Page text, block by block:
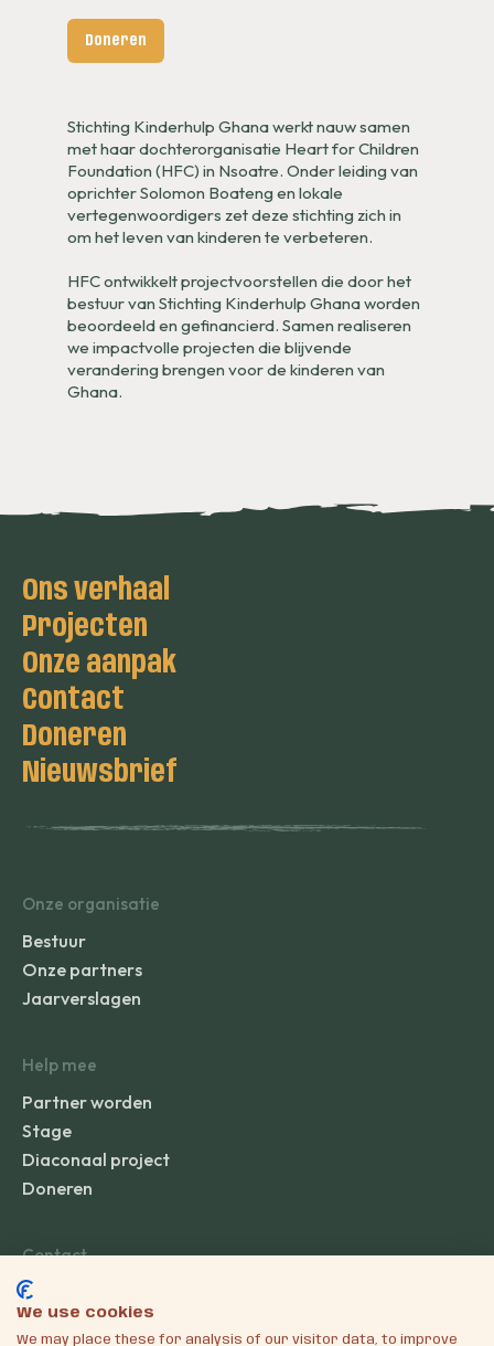
Doneren
Stichting Kinderhulp Ghana werkt nauw samen
met haar dochterorganisatie Heart for Children
Foundation (HFC) in Nsoatre. Onder leiding van
oprichter Solomon Boateng en lokale
vertegenwoordigers zet deze stichting zich in
om het leven van kinderen te verbeteren.
HFC ontwikkelt projectvoorstellen die door het
bestuur van Stichting Kinderhulp Ghana worden
beoordeeld en gefinancierd. Samen realiseren
we impactvolle projecten die blijvende
verandering brengen voor de kinderen van
Ghana.
Ons verhaal
Projecten
Onze aanpak
Contact
Doneren
Nieuwsbrief
Onze organisatie
Bestuur
Onze partners
Jaarverslagen
Help mee
Partner worden
Stage
Diaconaal project
Doneren
Contact
info@kinderhulpghana.nl
St. Kinderhulp Ghana
We use cookies
We may place these for analysis of our visitor data, to improve